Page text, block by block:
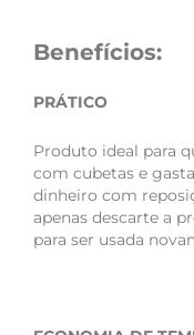
Benefícios:
PRÁTICO
Produto ideal para
com cubetas e
dinheiro com
apenas descarte a
para ser usada